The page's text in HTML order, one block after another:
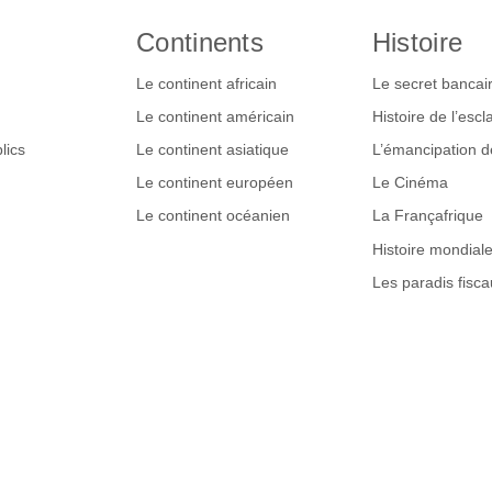
Continents
Le continent africain
Le continent américain
Le continent asiatique
Le continent européen
Le continent océanien
Histoire
Le secret
Histoire de
L’émancipation
Le Cinéma
La Françafrique
Histoire mondiale
Les paradis